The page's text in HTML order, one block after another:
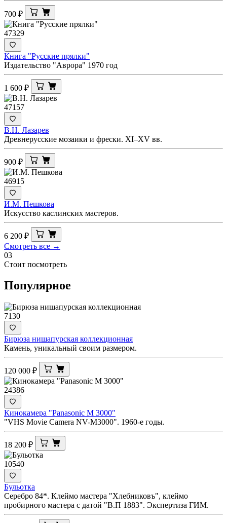
700 ₽
47329
Книга "Русские прялки"
Издательство "Аврора" 1970 год
1 600 ₽
47157
В.Н. Лазарев
Древнерусские мозаики и фрески. XI–XV вв.
900 ₽
46915
И.М. Пешкова
Искусство каслинских мастеров.
6 200 ₽
Смотреть все →
03
Стоит посмотреть
Популярное
7130
Бирюза нишапурская коллекционная
Камень, уникальный своим размером.
120 000 ₽
24386
Кинокамера "Panasonic M 3000"
"VHS Movie Camera NV-M3000". 1960-е годы.
18 200 ₽
10540
Бульотка
Серебро 84*. Клеймо мастера "Хлебниковъ", клеймо
пробирного мастера с датой "В.П 1883". Экспертиза ГИМ.